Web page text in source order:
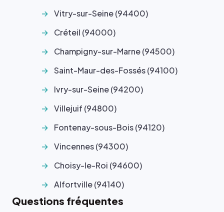
Vitry-sur-Seine (94400)
Créteil (94000)
Champigny-sur-Marne (94500)
Saint-Maur-des-Fossés (94100)
Ivry-sur-Seine (94200)
Villejuif (94800)
Fontenay-sous-Bois (94120)
Vincennes (94300)
Choisy-le-Roi (94600)
Alfortville (94140)
Questions fréquentes